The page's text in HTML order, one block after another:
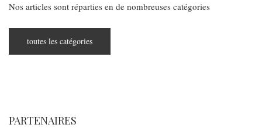
Nos articles sont réparties en de nombreuses catégories
toutes les catégories
PARTENAIRES